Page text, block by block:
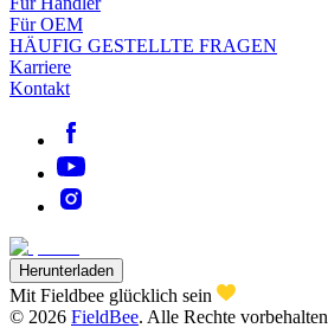
Für OEM
HÄUFIG GESTELLTE FRAGEN
Karriere
Kontakt
Herunterladen
Mit Fieldbee glücklich sein
© 2026 FieldBee. Alle Rechte vorbehalten